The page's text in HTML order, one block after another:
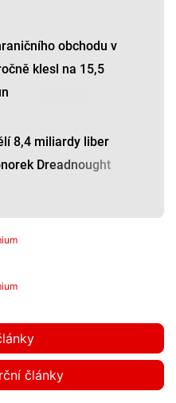
obchodu v
klesl na 15,5
8,4 miliardy liber
Dreadnought
články